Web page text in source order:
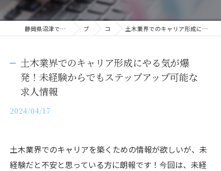
静岡県沼津で土木の求人なら株式会社望月土建 ブログ コラム 土木業界でのキャリア形成にやる気が爆発！未経験からでもステップアップ可能な求人情報
土木業界でのキャリア形成にやる気が爆
発！未経験からでもステップアップ可能な
求人情報
2024/04/17
土木業界でのキャリアを築くための情報が欲しいが、未
経験だと不安と思っている方に朗報です！今回は、未経